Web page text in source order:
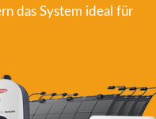
das System ideal für